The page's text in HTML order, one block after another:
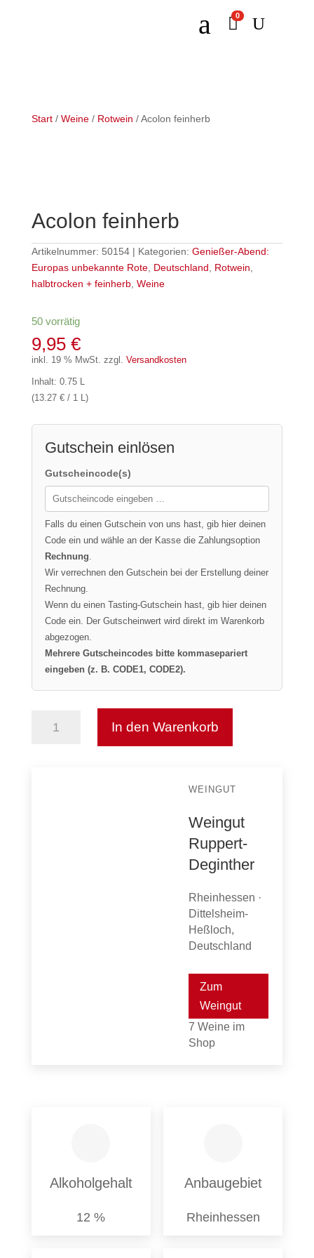
a 0 U
Start/ Weine/ Rotwein / Acolon feinherb
Acolon feinherb
Artikelnummer: 50154 Kategorien: Genießer-Abend:
Europas unbekannte Rote, Deutschland Rotwein
halbtrocken + feinherb, Weine
50 vorrätig
9,95 €
inkl. 19 % MwSt. zzgl. Versandkosten
Inhalt: 0.75 L
(13.27 € / 1 L)
Gutschein einlösen
Gutscheincode(s)
Falls du einen Gutschein von uns hast, gib hier deinen
Code ein und wähle an der Kasse die Zahlungsoption
Rechnung.
Wir verrechnen den Gutschein bei der Erstellung deiner
Rechnung.
Wenn du einen Tasting-Gutschein hast, gib hier deinen
Code ein. Der Gutscheinwert wird direkt im Warenkorb
abgezogen.
Mehrere Gutscheincodes bitte kommasepariert
eingeben (z. B. CODE1, CODE2).
Acolon
In den Warenkorb
WEINGUT
Weingut
Ruppert-
Deginther
Rheinhessen ·
Dittelsheim-
Heßloch,
Deutschland
Zum
Weingut
7 Weine im
Shop
Alkoholgehalt
12 %
Anbaugebiet
Rheinhessen